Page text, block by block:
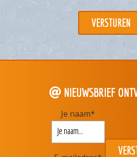
NIEUWSBRIEF
Je naam*